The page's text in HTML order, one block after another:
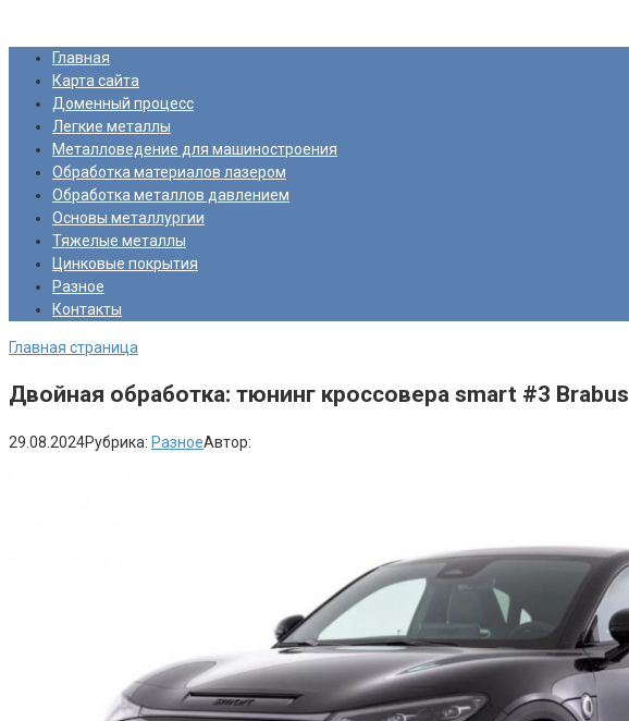
контентуГлавная
Карта сайта
Доменный процесс
Легкие металлы
Металловедение для машиностроения
Обработка материалов лазером
Обработка металлов давлением
Основы металлургии
Тяжелые металлы
Цинковые покрытия
Разное
Контакты
Главная страница
Двойная обработка: тюнинг кроссовера smart #3 Brabus
29.08.2024Рубрика: РазноеАвтор: